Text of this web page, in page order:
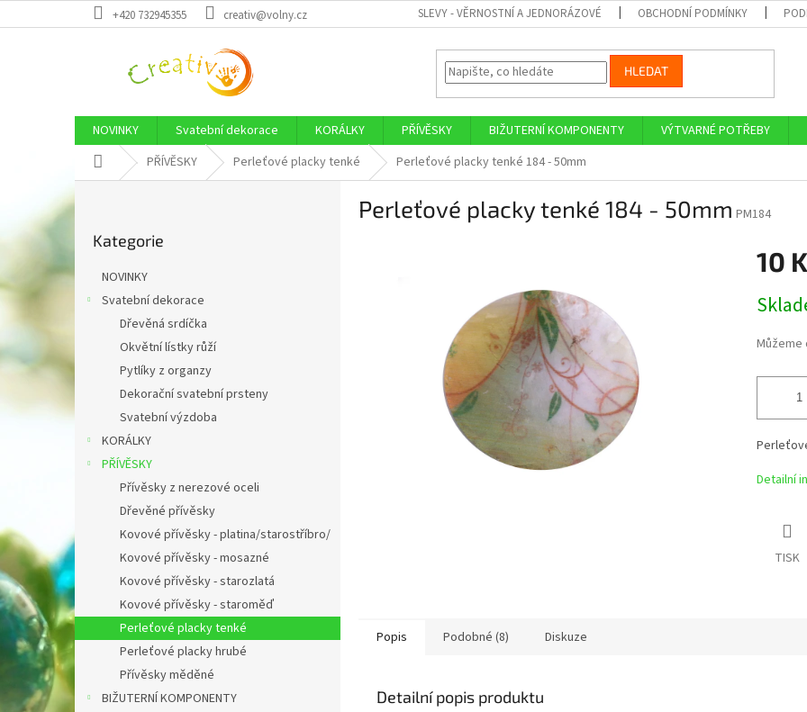
na
+420 732945355 creativ@volny.cz SLEVY - VĚRNOSTNÍ A JEDNORÁZOVÉ OBCHODNÍ PODMÍNKY
HLEDAT
NOVINKY Svatební dekorace KORÁLKY PŘÍVĚSKY BIŽUTERNÍ KOMPONENTY
VÝTVARNÉ POTŘEBY
Domů PŘÍVĚSKY Perleťové placky tenké Perleťové placky tenké 184 - 50mm
P
o
p
a
n
kategorie
Kategorie
NOVINKY
Svatební dekorace
Dřevěná srdíčka
Okvětní lístky růží
Pytlíky z organzy
Dekorační svatební prsteny
Svatební výzdoba
KORÁLKY
PŘÍVĚSKY
Přívěsky z nerezové oceli
Dřevěné přívěsky
Kovové přívěsky - platina/starostříbro/
Kovové přívěsky - mosazné
Kovové přívěsky - starozlatá
Kovové přívěsky - staroměď
Perleťové placky tenké
Perleťové placky hrubé
Přívěsky měděné
BIŽUTERNÍ KOMPONENTY
Perleťové placky tenké 184 - 50mm PM184
10
cena:
Detailní
TISK
Popis Podobné (8) Diskuze
Detailní popis produktu